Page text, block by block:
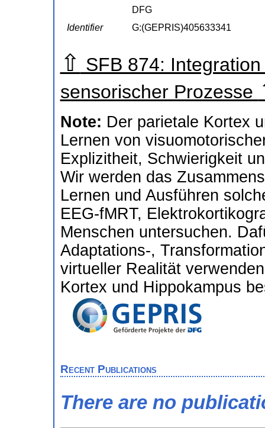
DFG
Identifier
G:(GEPRIS)405633341
⇧ SFB 874:
sensorischer Prozesse
Note: Der parietale Kortex
Lernen von
Explizitheit, Schwierigkeit
Wir werden das
Lernen und Ausführen
EEG-fMRT,
Menschen untersuchen.
Adaptations-,
virtueller Realität
Kortex und Hippokampus
Recent Publications
There are no